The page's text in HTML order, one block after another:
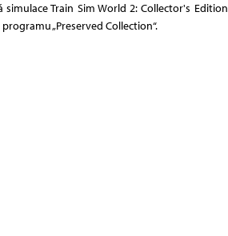
simulace Train Sim World 2: Collector's
„Preserved Collection“.